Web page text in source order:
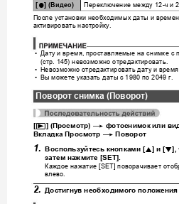
[ 0] ( Видео) Переключение между 12-ч и
После установки необходимых даты и
активировать настройку.
• Дату и время, проставляемые на снимке с
(стр . 145) невозможно отредактировать
• Невозможно отредактировать дату и время
• Вы можете указать даты с 1980 по 2049 г.
Поворот снимка ( Поворот)
[p] (Просмотр) * фотоснимок или
Вкладка Просмотр * Поворот
1. Воспользуйтесь кнопками [8] и [2],
затем нажмите [SET].
Каждое нажатие [SET] поворачивает
влево.
2. Достигнув необходимого положения